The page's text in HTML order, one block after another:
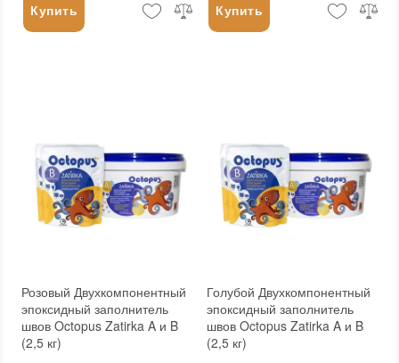
Купить Купить
Розовый Двухкомпонентный
эпоксидный заполнитель
швов Octopus Zatirka A и B
(2,5 кг)
Голубой Двухкомпонентный
эпоксидный заполнитель
швов Octopus Zatirka A и B
(2,5 кг)